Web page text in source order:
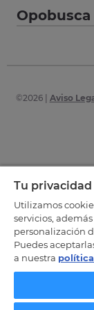
©2026| Aviso
Tu
Utilizamos
servicios,
personalización
Puedes
a nuestra